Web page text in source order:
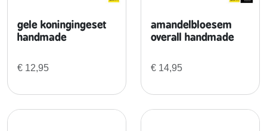
a
t
gele koningingeset
handmade
€ 12,95
amandelbloesem
overall handmade
€ 14,95